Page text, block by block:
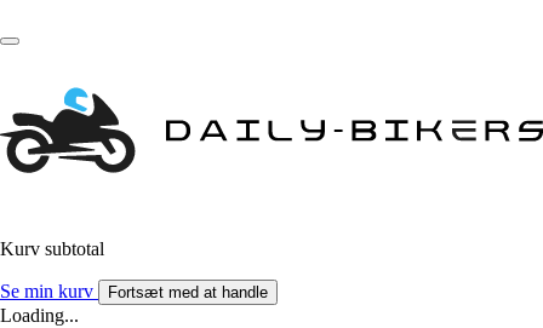
Kurv subtotal
Se min kurv Fortsæt med at handle
Loading...